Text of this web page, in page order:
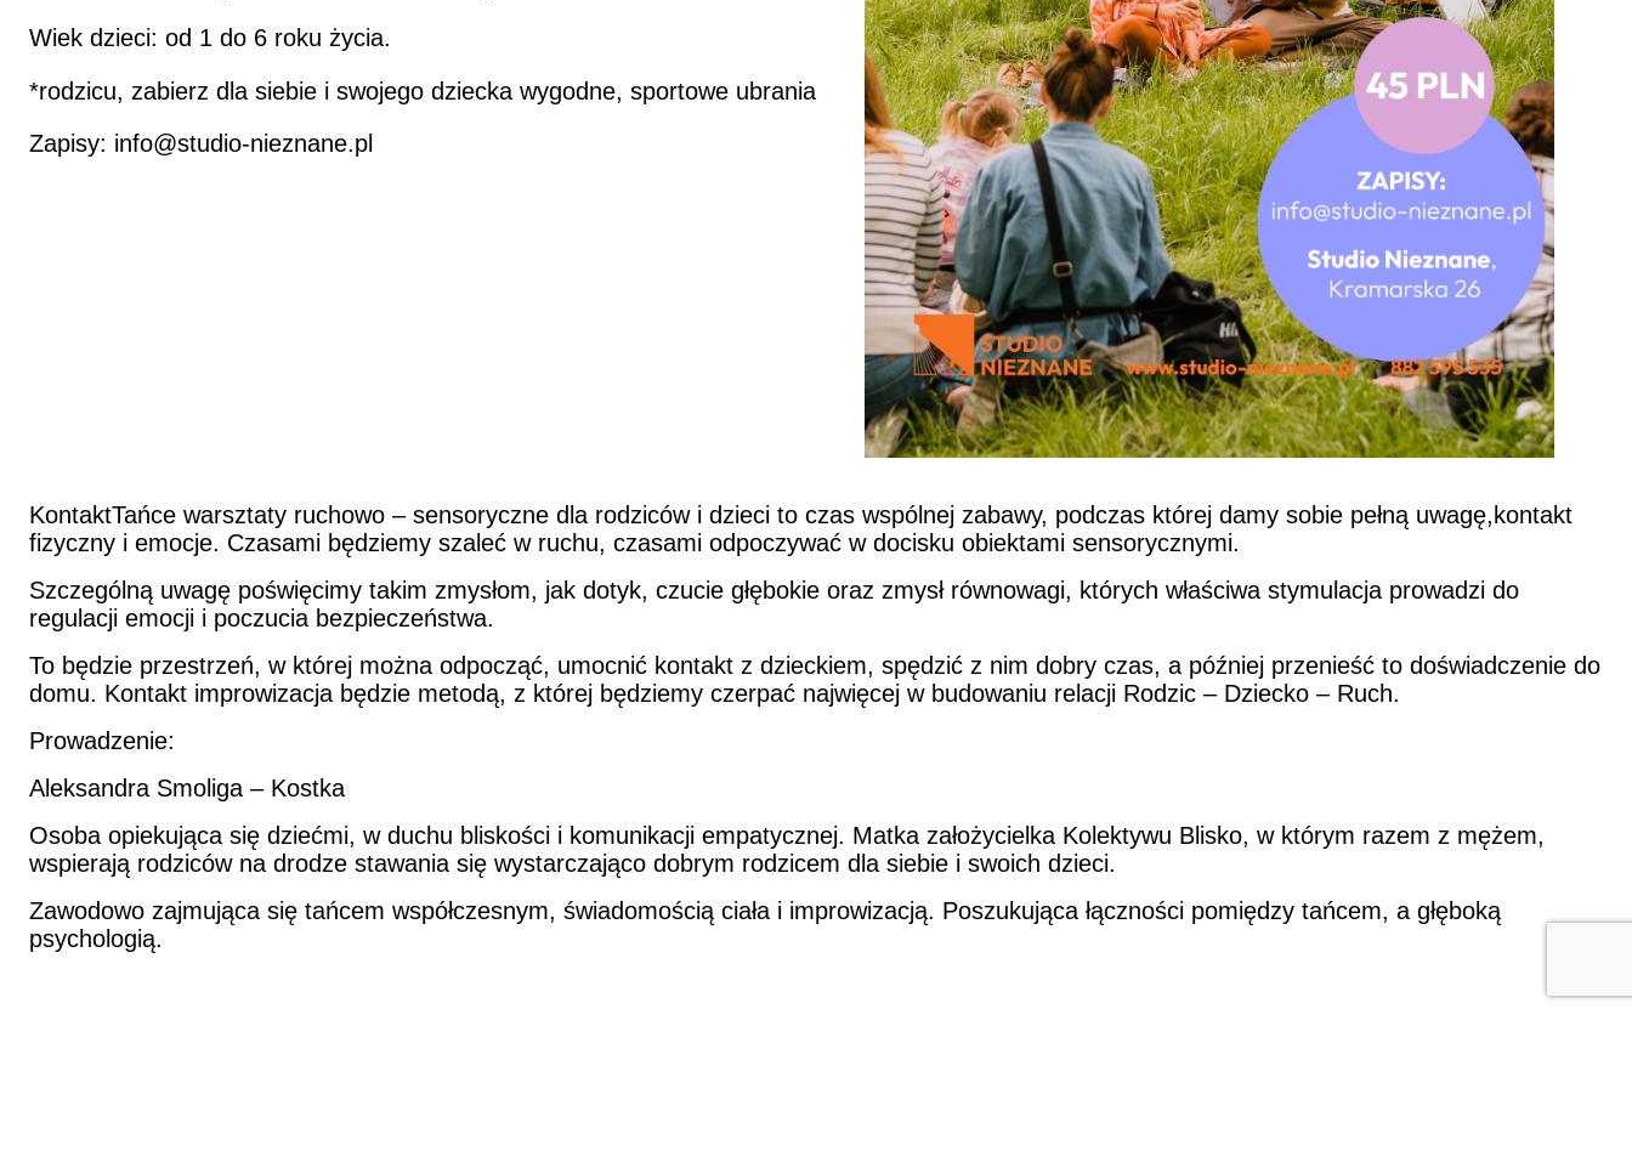
Wiek dzieci: od 1 do 6 roku życia.
*rodzicu, zabierz dla siebie i swojego dziecka wygodne, sportowe ubrania
Zapisy: info@studio-nieznane.pl
KontaktTańce warsztaty ruchowo – sensoryczne dla rodziców i dzieci to czas wspólnej zabawy, podczas której damy sobie pełną uwagę,kontakt
fizyczny i emocje. Czasami będziemy szaleć w ruchu, czasami odpoczywać w docisku obiektami sensorycznymi.
Szczególną uwagę poświęcimy takim zmysłom, jak dotyk, czucie głębokie oraz zmysł równowagi, których właściwa stymulacja prowadzi do
regulacji emocji i poczucia bezpieczeństwa.
To będzie przestrzeń, w której można odpocząć, umocnić kontakt z dzieckiem, spędzić z nim dobry czas, a później przenieść to doświadczenie do
domu. Kontakt improwizacja będzie metodą, z której będziemy czerpać najwięcej w budowaniu relacji Rodzic – Dziecko – Ruch.
Prowadzenie:
Aleksandra Smoliga – Kostka
Osoba opiekująca się dziećmi, w duchu bliskości i komunikacji empatycznej. Matka założycielka Kolektywu Blisko, w którym razem z mężem,
wspierają rodziców na drodze stawania się wystarczająco dobrym rodzicem dla siebie i swoich dzieci.
Zawodowo zajmująca się tańcem współczesnym, świadomością ciała i improwizacją. Poszukująca łączności pomiędzy tańcem, a głęboką
psychologią.